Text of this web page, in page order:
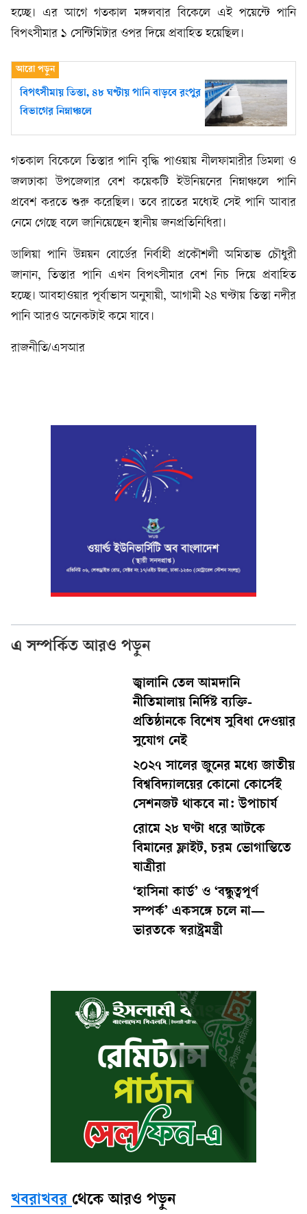
হচ্ছে। এর আগে গতকাল মঙ্গলবার বিকেলে এই পয়েন্টে পানি
বিপৎসীমার ১ সেন্টিমিটার ওপর দিয়ে প্রবাহিত হয়েছিল।
বিপৎসীমায় তিস্তা, ৪৮ ঘণ্টায় পানি বাড়বে রংপুর
বিভাগের নিম্নাঞ্চলে
গতকাল বিকেলে তিস্তার পানি বৃদ্ধি পাওয়ায় নীলফামারীর ডিমলা ও
জলঢাকা উপজেলার বেশ কয়েকটি ইউনিয়নের নিম্নাঞ্চলে পানি
প্রবেশ করতে শুরু করেছিল। তবে রাতের মধ্যেই সেই পানি আবার
নেমে গেছে বলে জানিয়েছেন স্থানীয় জনপ্রতিনিধিরা।
ডালিয়া পানি উন্নয়ন বোর্ডের নির্বাহী প্রকৌশলী অমিতাভ চৌধুরী
জানান, তিস্তার পানি এখন বিপৎসীমার বেশ নিচ দিয়ে প্রবাহিত
হচ্ছে। আবহাওয়ার পূর্বাভাস অনুযায়ী, আগামী ২৪ ঘণ্টায় তিস্তা নদীর
পানি আরও অনেকটাই কমে যাবে।
রাজনীতি/এসআর
এ সম্পর্কিত আরও পড়ুন
জ্বালানি তেল আমদানি
নীতিমালায় নির্দিষ্ট ব্যক্তি-
প্রতিষ্ঠানকে বিশেষ সুবিধা দেওয়ার
সুযোগ নেই
২০২৭ সালের জুনের মধ্যে জাতীয়
বিশ্ববিদ্যালয়ের কোনো কোর্সেই
সেশনজট থাকবে না: উপাচার্য
রোমে ২৮ ঘণ্টা ধরে আটকে
বিমানের ফ্লাইট, চরম ভোগান্তিতে
যাত্রীরা
‘হাসিনা কার্ড’ ও ‘বন্ধুত্বপূর্ণ
সম্পর্ক’ একসঙ্গে চলে না—
ভারতকে স্বরাষ্ট্রমন্ত্রী
খবরাখবর থেকে আরও পড়ুন